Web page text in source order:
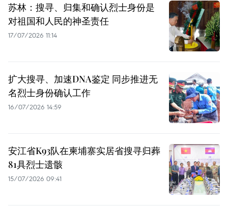
苏林：搜寻、归集和确认烈士身份是
对祖国和人民的神圣责任
17/07/2026 11:14
扩大搜寻、加速DNA鉴定 同步推进无
名烈士身份确认工作
16/07/2026 14:59
安江省K93队在柬埔寨实居省搜寻归葬
81具烈士遗骸
15/07/2026 09:41